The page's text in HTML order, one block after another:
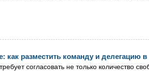
как разместить команду и делегацию в
согласовать не только количество